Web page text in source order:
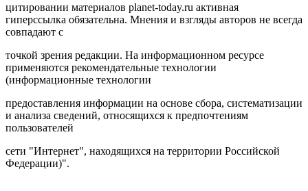
цитировании материалов planet-today.ru активная
гиперссылка обязательна. Мнения и взгляды авторов не всегда
совпадают с
точкой зрения редакции. На информационном ресурсе
применяются рекомендательные технологии
(информационные технологии
предоставления информации на основе сбора, систематизации
и анализа сведений, относящихся к предпочтениям
пользователей
сети "Интернет", находящихся на территории Российской
Федерации)".